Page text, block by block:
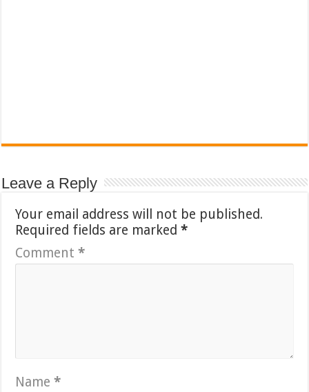
Leave a Reply
Your email address will not be published.
Required fields are marked*
Comment*
Name*